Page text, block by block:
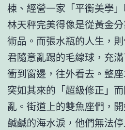
棟、經營一家「平衡美學
林天秤完美得像是從黃金
術品。而張水瓶的人生，
君隨意亂踢的毛線球，充
衝到窗邊，往外看去。整
突如其來的「超級修正」
亂。街道上的雙魚座們，
鹹鹹的海水淚，他們無法